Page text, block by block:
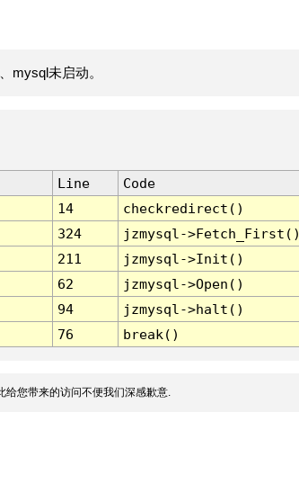
mysql未启动。
Line
Code
14
checkredirect()
324
jzmysql-
211
jzmysql->Init()
62
jzmysql->Open()
94
jzmysql->halt()
76 break()
您带来的访问不便我们深感歉意.